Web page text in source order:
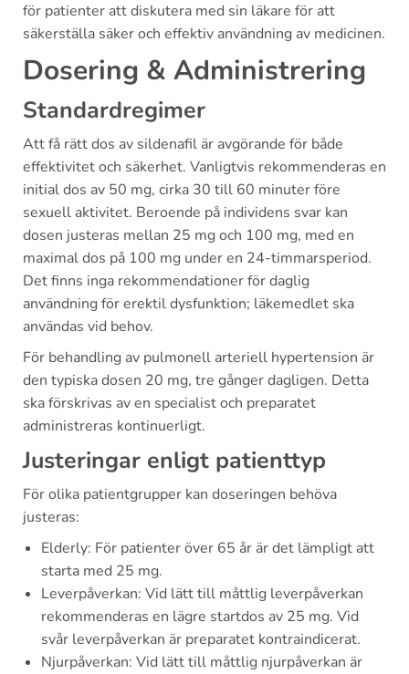
för patienter att diskutera med sin läkare för att
säkerställa säker och effektiv användning av medicinen.
Dosering & Administrering
Standardregimer
Att få rätt dos av sildenafil är avgörande för både
effektivitet och säkerhet. Vanligtvis rekommenderas en
initial dos av 50 mg, cirka 30 till 60 minuter före
sexuell aktivitet. Beroende på individens svar kan
dosen justeras mellan 25 mg och 100 mg, med en
maximal dos på 100 mg under en 24-timmarsperiod.
Det finns inga rekommendationer för daglig
användning för erektil dysfunktion; läkemedlet ska
användas vid behov.
För behandling av pulmonell arteriell hypertension är
den typiska dosen 20 mg, tre gånger dagligen. Detta
ska förskrivas av en specialist och preparatet
administreras kontinuerligt.
Justeringar enligt patienttyp
För olika patientgrupper kan doseringen behöva
justeras:
Elderly: För patienter över 65 år är det lämpligt att
starta med 25 mg.
Leverpåverkan: Vid lätt till måttlig leverpåverkan
rekommenderas en lägre startdos av 25 mg. Vid
svår leverpåverkan är preparatet kontraindicerat.
Njurpåverkan: Vid lätt till måttlig njurpåverkan är